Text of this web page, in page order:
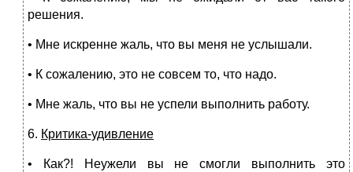
решения.
• Мне искренне жаль, что вы меня не услышали.
• К сожалению, это не совсем то, что надо.
• Мне жаль, что вы не успели выполнить работу.
6. Критика-удивление
• Как?! Неужели вы не смогли выполнить это